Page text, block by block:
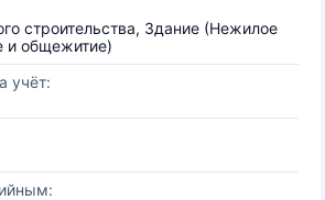
строительства, Здание (Нежилое
и общежитие)
учёт: